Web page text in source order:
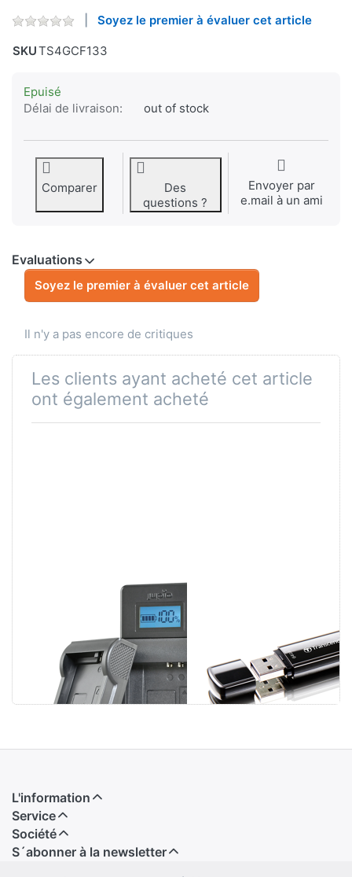
Soyez le premier à évaluer cet article
SKUTS4GCF133
Epuisé
Délai de livraison:
out of stock
Comparer
Des
questions ?
Envoyer par
e.mail à un ami
Evaluations
Soyez le premier à évaluer cet article
Il n'y a pas encore de critiques
Les clients ayant acheté cet article
ont également acheté
Jupio USB Brand
Canon 7.2V-
8.4V batteries
Black (USB 3.1)
L'information
Service
Société
S´abonner à la newsletter